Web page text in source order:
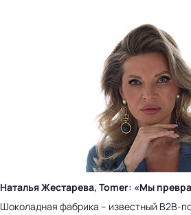
Наталья Жестарева, Tomer: «Мы
Шоколадная фабрика – известный B2B-